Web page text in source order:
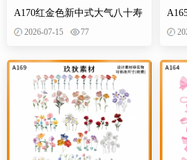
A170红金色新中式大气八十寿
宴背景设计素材老人生日布置
2026-07-15 77
订